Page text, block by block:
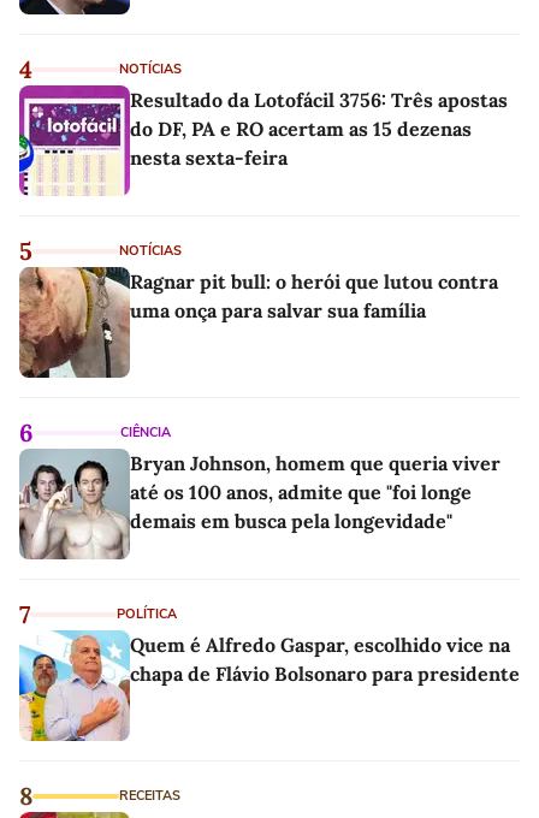
4 NOTÍCIAS
Resultado da Lotofácil 3756: Três apostas
do DF, PA e RO acertam as 15 dezenas
nesta sexta-feira
5 NOTÍCIAS
Ragnar pit bull: o herói que lutou contra
uma onça para salvar sua família
6 CIÊNCIA
Bryan Johnson, homem que queria viver
até os 100 anos, admite que "foi longe
demais em busca pela longevidade"
7 POLÍTICA
Quem é Alfredo Gaspar, escolhido vice na
chapa de Flávio Bolsonaro para presidente
8 RECEITAS